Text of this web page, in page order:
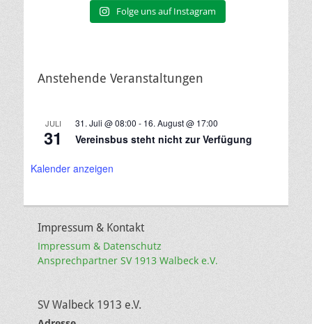
Folge uns auf Instagram
Anstehende Veranstaltungen
JULI
31
31. Juli @ 08:00 - 16. August @ 17:00
Vereinsbus steht nicht zur Verfügung
Kalender anzeigen
Impressum & Kontakt
Impressum & Datenschutz
Ansprechpartner SV 1913 Walbeck e.V.
SV Walbeck 1913 e.V.